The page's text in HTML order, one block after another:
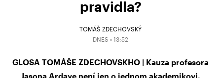
pravidla?
TOMÁŠ ZDECHOVSKÝ
DNES • 13:52
GLOSA TOMÁŠE ZDECHOVSKHO | Kauza profesora
Jasona Ardaye není jen o jednom akademikovi.